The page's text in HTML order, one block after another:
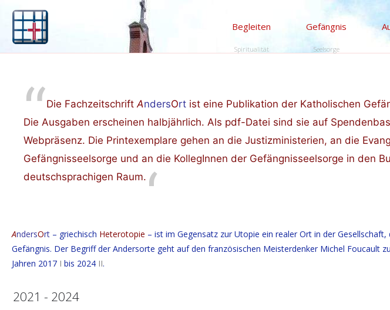
Begleiten
Spiritualität
Gefängnis
Seelsorge
Die Fachzeitschrift AndersOrtist eine Publikation der Katholischen
Die Ausgaben erscheinen halbjährlich. Als pdf-Datei sind sie auf
Webpräsenz. Die Printexemplare gehen an die Justizministerien, an die
Gefängnisseelsorge und an die KollegInnen der Gefängnisseelsorge in den
deutschsprachigen Raum.
AndersOrt – griechisch Heterotopie – ist im Gegensatz zur Utopie ein realer Ort in der
Gefängnis. Der Begriff der Andersorte geht auf den französischen Meisterdenker Michel Foucault
Jahren 2017 I bis 2024 II.
2021 - 2024